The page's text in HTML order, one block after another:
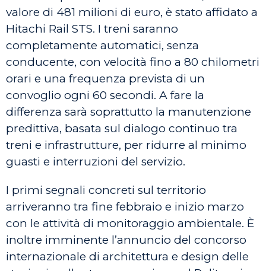
valore di 481 milioni di euro, è stato affidato a
Hitachi Rail STS. I treni saranno
completamente automatici, senza
conducente, con velocità fino a 80 chilometri
orari e una frequenza prevista di un
convoglio ogni 60 secondi. A fare la
differenza sarà soprattutto la manutenzione
predittiva, basata sul dialogo continuo tra
treni e infrastrutture, per ridurre al minimo
guasti e interruzioni del servizio.
I primi segnali concreti sul territorio
arriveranno tra fine febbraio e inizio marzo
con le attività di monitoraggio ambientale. È
inoltre imminente l’annuncio del concorso
internazionale di architettura e design delle